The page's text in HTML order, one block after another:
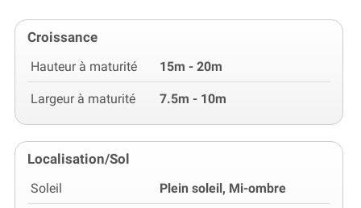
Croissance
Hauteur à maturité 15m - 20m
Largeur à maturité 7.5m - 10m
Localisation/Sol
Soleil Plein soleil, Mi-ombre